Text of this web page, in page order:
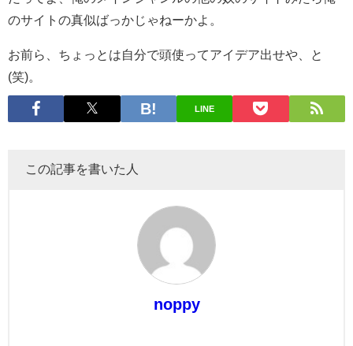
のサイトの真似ばっかじゃねーかよ。
お前ら、ちょっとは自分で頭使ってアイデア出せや、と
(笑)。
LINE
この記事を書いた人
noppy